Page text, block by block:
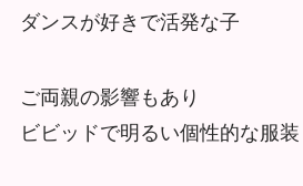
ダンスが好きで活発な子
ご両親の影響もあり
ビビッドで明るい個性的な服装